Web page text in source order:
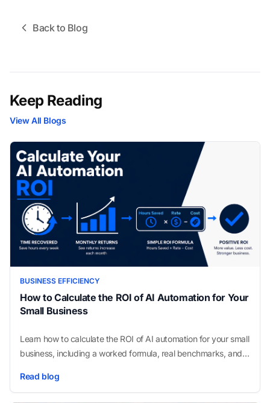
Back to Blog
Keep Reading
View All Blogs
BUSINESS EFFICIENCY
How to Calculate the ROI of AI Automation for Your
Small Business
Learn how to calculate the ROI of AI automation for your small
business, including a worked formula, real benchmarks, and
Read blog